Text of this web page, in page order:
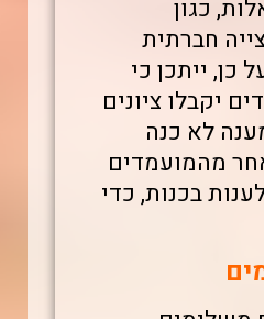
כגון
חברתית
כן, ייתכן כי
יקבלו ציונים
לא כנה
מהמועמדים
בכנות, כדי